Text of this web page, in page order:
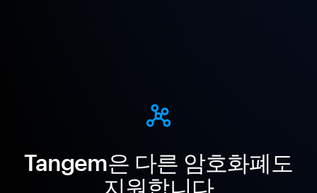
Tangem은 다른 암호화폐도
지원합니다